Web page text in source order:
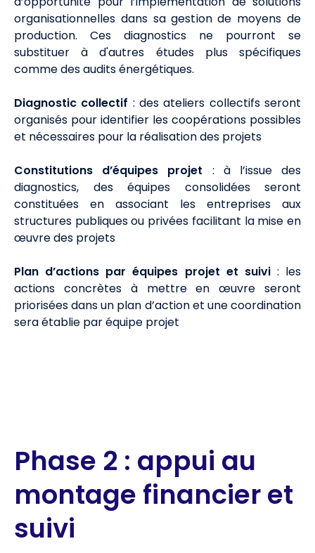
organisationnelles dans sa gestion de moyens de
production. Ces diagnostics ne pourront se
substituer à d'autres études plus spécifiques
comme des audits énergétiques.
Diagnostic collectif : des ateliers collectifs seront
organisés pour identifier les coopérations possibles
et nécessaires pour la réalisation des projets
Constitutions d’équipes projet : à l’issue des
diagnostics, des équipes consolidées seront
constituées en associant les entreprises aux
structures publiques ou privées facilitant la mise en
œuvre des projets
Plan d’actions par équipes projet et suivi: les
actions concrètes à mettre en œuvre seront
priorisées dans un plan d’action et une coordination
sera établie par équipe projet
Phase 2 : appui au
montage financier et
suivi